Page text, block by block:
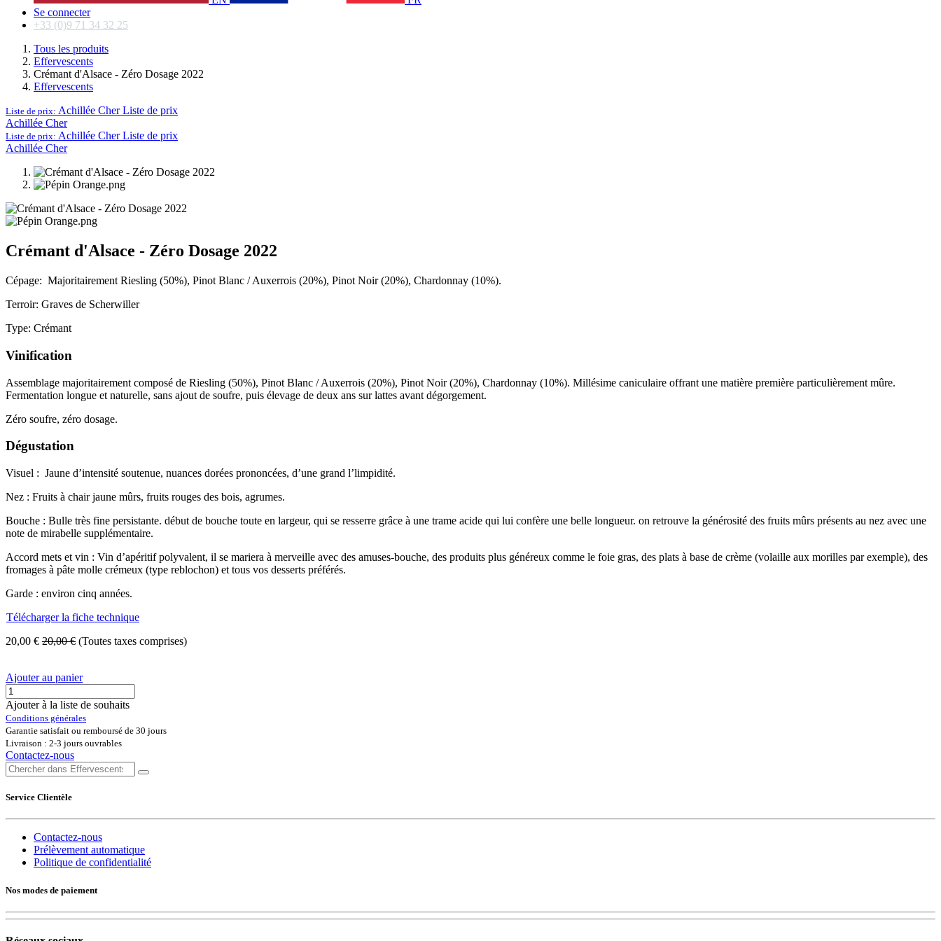
Se connecter
+33 (0)9 71 34 32 25
Tous les produits
Effervescents
Crémant d'Alsace - Zéro Dosage 2022
Effervescents
Liste de prix: Achillée Cher Liste de prix
Achillée Cher
Liste de prix: Achillée Cher Liste de prix
Achillée Cher
Crémant d'Alsace - Zéro Dosage 2022
Cépage: Majoritairement Riesling (50%), Pinot Blanc / Auxerrois (20%), Pinot Noir (20%), Chardonnay (10%).
Terroir: Graves de Scherwiller
Type: Crémant
Vinification
Assemblage majoritairement composé de Riesling (50%), Pinot Blanc / Auxerrois (20%), Pinot Noir (20%), Chardonnay (10%). Millésime caniculaire offrant une matière première particulièrement mûre.
Fermentation longue et naturelle, sans ajout de soufre, puis élevage de deux ans sur lattes avant dégorgement.
Zéro soufre, zéro dosage.
Dégustation
Visuel : Jaune d’intensité soutenue, nuances dorées prononcées, d’une grand l’limpidité.
Nez : Fruits à chair jaune mûrs, fruits rouges des bois, agrumes.
Bouche : Bulle très fine persistante. début de bouche toute en largeur, qui se resserre grâce à une trame acide qui lui confère une belle longueur. on retrouve la générosité des fruits mûrs présents au nez avec une
note de mirabelle supplémentaire.
Accord mets et vin : Vin d’apéritif polyvalent, il se mariera à merveille avec des amuses-bouche, des produits plus généreux comme le foie gras, des plats à base de crème (volaille aux morilles par exemple), des
fromages à pâte molle crémeux (type reblochon) et tous vos desserts préférés.
Garde : environ cinq années.
Télécharger ​​la fic​​​​he technique
20,00 € 20,00€ (Toutes taxes comprises)
Ajouter au panier
Ajouter à la liste de souhaits
Conditions générales
Garantie satisfait ou remboursé de 30 jours
Livraison : 2-3 jours ouvrables
Contactez-nous
Service Clientèle
Contactez-nous
Prélèvement automatique
Politique de confidentialité
Nos modes de paiement